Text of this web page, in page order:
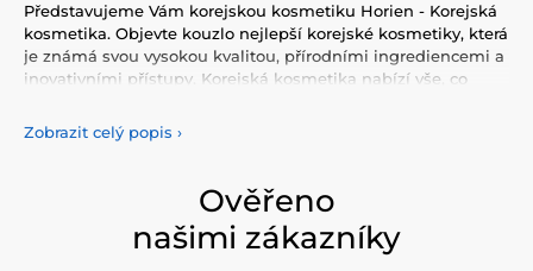
Představujeme Vám korejskou kosmetiku Horien - Korejská
kosmetika. Objevte kouzlo nejlepší korejské kosmetiky, která
je známá svou vysokou kvalitou, přírodními ingrediencemi a
inovativními přístupy. Korejská kosmetika nabízí vše, co
séra, esence, pleťové krémy, vše pro odlíčení a čištění pleti.
Korejská kosmetika se také proslavila svými pleťovými
Doporučujeme také vyzkoušet péči o vlasy, jako jsou
šampony, kondicionery, masky, oleje a další. Nesmíme
zapomenout také na dekorativní kosmetiku pro Váš
Zobrazit celý popis ›
Ověřeno
našimi zákazníky